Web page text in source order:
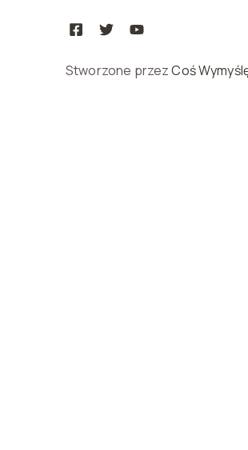
Stworzone przezCoś